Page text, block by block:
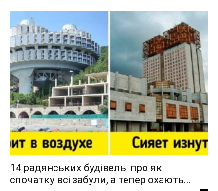
14 радянських будівель, про які
спочатку всі забули, а тепер охають...